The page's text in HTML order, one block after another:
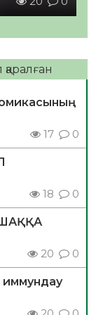
қаралған
17 0
18 0
20 0
иммундау